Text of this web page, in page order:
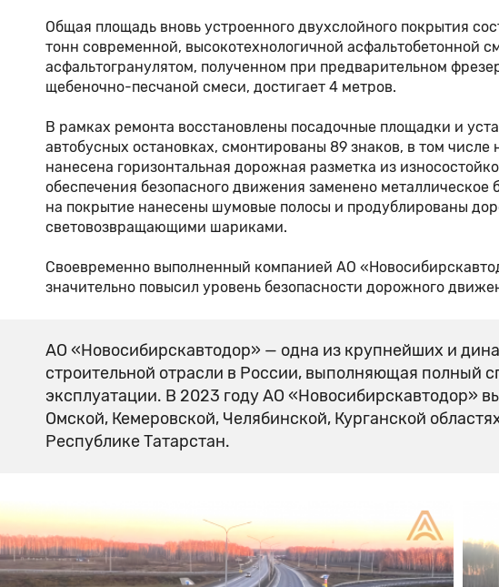
Общая площадь вновь устроенного двухслойного покрытия
тонн современной, высокотехнологичной асфальтобетонной
асфальтогранулятом, полученном при предварительном
щебеночно-песчаной смеси, достигает 4 метров.
В рамках ремонта восстановлены посадочные площадки и
автобусных остановках, смонтированы 89 знаков, в том
нанесена горизонтальная дорожная разметка из
обеспечения безопасного движения заменено
на покрытие нанесены шумовые полосы и продублированы
световозвращающими шариками.
Своевременно выполненный компанией АО
значительно повысил уровень безопасности дорожного
АО «Новосибирскавтодор» — одна из крупнейших и
строительной отрасли в России, выполняющая полный
эксплуатации. В 2023 году АО «Новосибирскавтодор»
Омской, Кемеровской, Челябинской, Курганской
Республике Татарстан.